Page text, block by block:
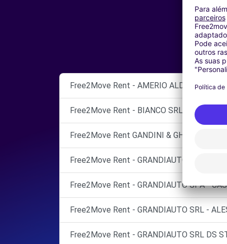
Free2Move Rent - AMERIO ALDO & C. SNC
Free2Move Rent - BIANCO SRL -
Free2Move Rent GANDINI & GHEZZI
Free2Move Rent - GRANDIAUTO - NOVI
Free2Move Rent - GRANDIAUTO SPA -
Free2Move Rent - GRANDIAUTO SRL -
Free2Move Rent - GRANDIAUTO SRL DS